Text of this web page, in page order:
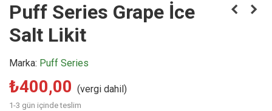
Puff Series Grape İce
Salt Likit
Marka: Puff Series
₺400,00 (vergi dahil)
1-3 gün içinde teslim